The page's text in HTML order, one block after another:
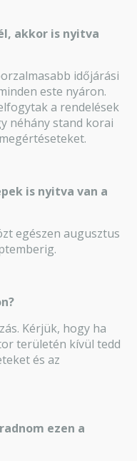
akkor is nyitva
időjárási
este nyáron.
a rendelések
néhány stand korai
is nyitva van a
egészen augusztus
Kérjük, hogy ha
területén kívül tedd
és az
ezen a